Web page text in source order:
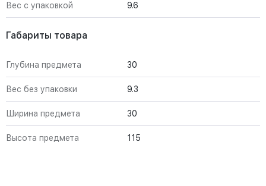
Вес с упаковкой 9.6
Габариты товара
Глубина предмета 30
Вес без упаковки 9.3
Ширина предмета 30
Высота предмета 115